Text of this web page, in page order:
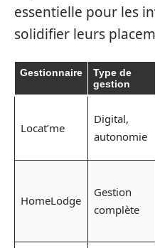
essentielle pour les
solidifier leurs
Gestionnaire
Type de
gestion
Locat’me
Digital,
autonomie
HomeLodge
Gestion
complète